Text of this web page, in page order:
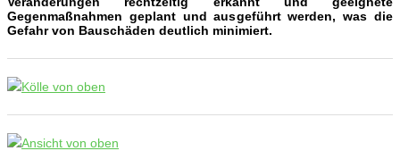
Gegenmaßnahmen geplant und ausgeführt werden, was die
Gefahr von Bauschäden deutlich minimiert.